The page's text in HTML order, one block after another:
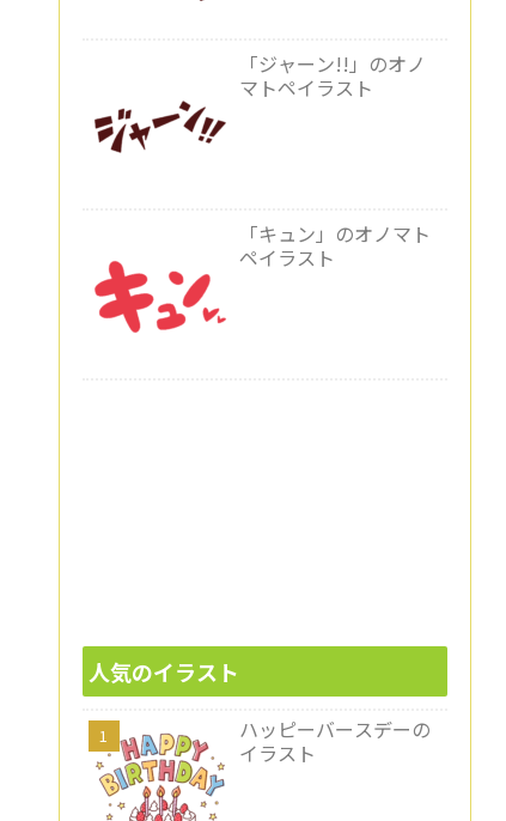
「ジャーン!!」のオノ
マトペイラスト
「キュン」のオノマト
ペイラスト
人気のイラスト
ハッピーバースデーの
イラスト